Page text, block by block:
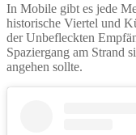
In Mobile gibt es jede
historische Viertel und
der Unbefleckten
Spaziergang am Strand
angehen sollte.